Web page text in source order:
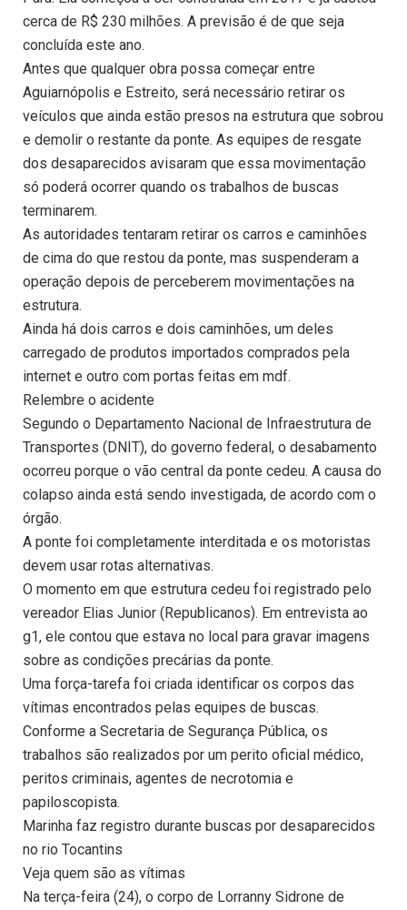
cerca de R$ 230 milhões. A previsão é de que seja
concluída este ano.
Antes que qualquer obra possa começar entre
Aguiarnópolis e Estreito, será necessário retirar os
veículos que ainda estão presos na estrutura que sobrou
e demolir o restante da ponte. As equipes de resgate
dos desaparecidos avisaram que essa movimentação
só poderá ocorrer quando os trabalhos de buscas
terminarem.
As autoridades tentaram retirar os carros e caminhões
de cima do que restou da ponte, mas suspenderam a
operação depois de perceberem movimentações na
estrutura.
Ainda há dois carros e dois caminhões, um deles
carregado de produtos importados comprados pela
internet e outro com portas feitas em mdf.
Relembre o acidente
Segundo o Departamento Nacional de Infraestrutura de
Transportes (DNIT), do governo federal, o desabamento
ocorreu porque o vão central da ponte cedeu. A causa do
colapso ainda está sendo investigada, de acordo com o
órgão.
A ponte foi completamente interditada e os motoristas
devem usar rotas alternativas.
O momento em que estrutura cedeu foi registrado pelo
vereador Elias Junior (Republicanos). Em entrevista ao
g1, ele contou que estava no local para gravar imagens
sobre as condições precárias da ponte.
Uma força-tarefa foi criada identificar os corpos das
vítimas encontrados pelas equipes de buscas.
Conforme a Secretaria de Segurança Pública, os
trabalhos são realizados por um perito oficial médico,
peritos criminais, agentes de necrotomia e
papiloscopista.
Marinha faz registro durante buscas por desaparecidos
no rio Tocantins
Veja quem são as vítimas
Na terça-feira (24), o corpo de Lorranny Sidrone de